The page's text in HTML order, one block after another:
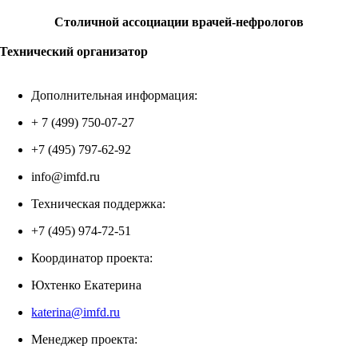
Столичной ассоциации врачей-нефрологов
Технический организатор
Дополнительная информация:
+ 7 (499) 750-07-27
+7 (495) 797-62-92
info@imfd.ru
Техническая поддержка:
+7 (495) 974-72-51
Координатор проекта:
Юхтенко Екатерина
katerina@imfd.ru
Менеджер проекта: